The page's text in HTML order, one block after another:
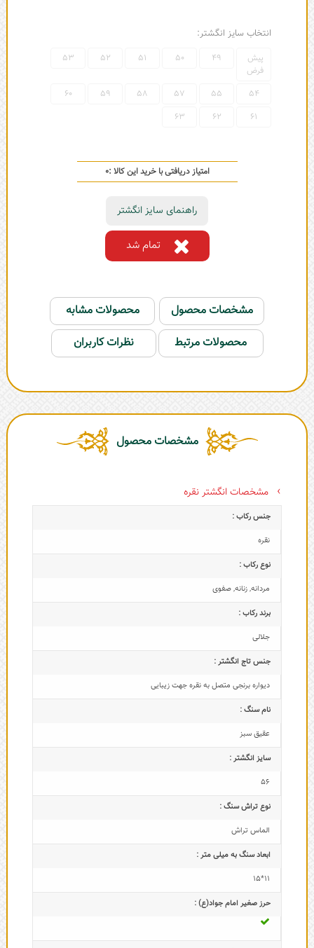
انتخاب سایز انگشتر:
پیش
فرض
49
50
51
52
53
54
55
57
58
59
60
61
62
63
امتیاز دریافتی با خرید این کالا :0
راهنمای سایز انگشتر
تمام شد
مشخصات محصول
محصولات مشابه
محصولات مرتبط
نظرات کاربران
مشخصات محصول
مشخصات انگشتر نقره
جنس رکاب :
نقره
نوع رکاب :
مردانه,زنانه,صفوی
برند رکاب :
جلالی
جنس تاج انگشتر :
دیواره برنجی متصل به نقره جهت زیبایی
نام سنگ :
عقیق سبز
سایز انگشتر :
56
نوع تراش سنگ :
الماس تراش
ابعاد سنگ به میلی متر :
11*15
حرز صغیر امام جواد(ع) :